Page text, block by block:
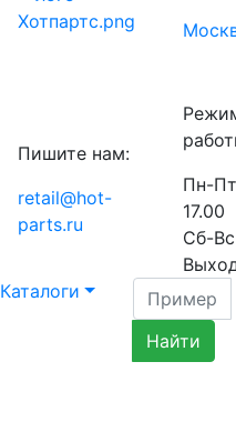
Пишите нам:
retail@hot-
parts.ru
Пн-
17.00
Сб-Вс
Каталоги